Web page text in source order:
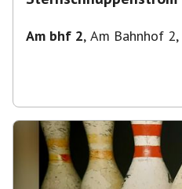
Am bhf 2, Am Bahnhof